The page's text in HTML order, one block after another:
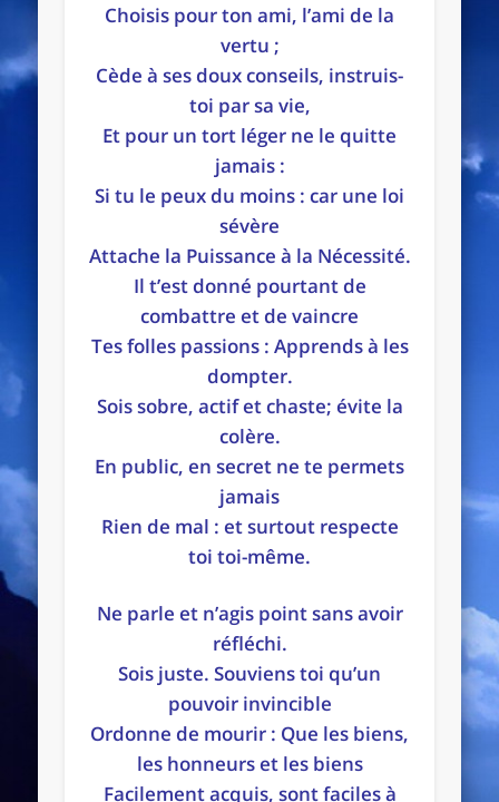
Choisis pour ton ami, l’ami de la
vertu ;
Cède à ses doux conseils, instruis-
toi par sa vie,
Et pour un tort léger ne le quitte
jamais :
Si tu le peux du moins : car une loi
sévère
Attache la Puissance à la Nécessité.
Il t’est donné pourtant de
combattre et de vaincre
Tes folles passions : Apprends à les
dompter.
Sois sobre, actif et chaste; évite la
colère.
En public, en secret ne te permets
jamais
Rien de mal : et surtout respecte
toi toi-même.
Ne parle et n’agis point sans avoir
réfléchi.
Sois juste. Souviens toi qu’un
pouvoir invincible
Ordonne de mourir : Que les biens,
les honneurs et les biens
Facilement acquis, sont faciles à